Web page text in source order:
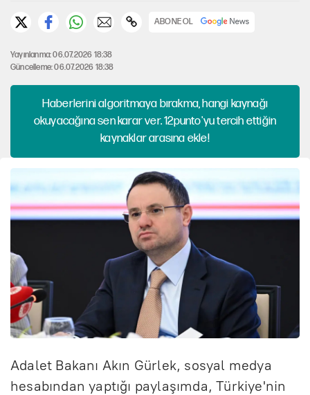
ABONE OL
Yayınlanma: 06.07.2026 18:38
Güncelleme: 06.07.2026 18:38
Haberlerini algoritmaya bırakma, hangi kaynağı
okuyacağına sen karar ver. 12punto'yu tercih ettiğin
kaynaklar arasına ekle!
Adalet Bakanı Akın Gürlek, sosyal medya
hesabından yaptığı paylaşımda, Türkiye'nin